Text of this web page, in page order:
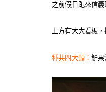
之前假日跑來信
上方有大大看板
種共四大類： 鮮果